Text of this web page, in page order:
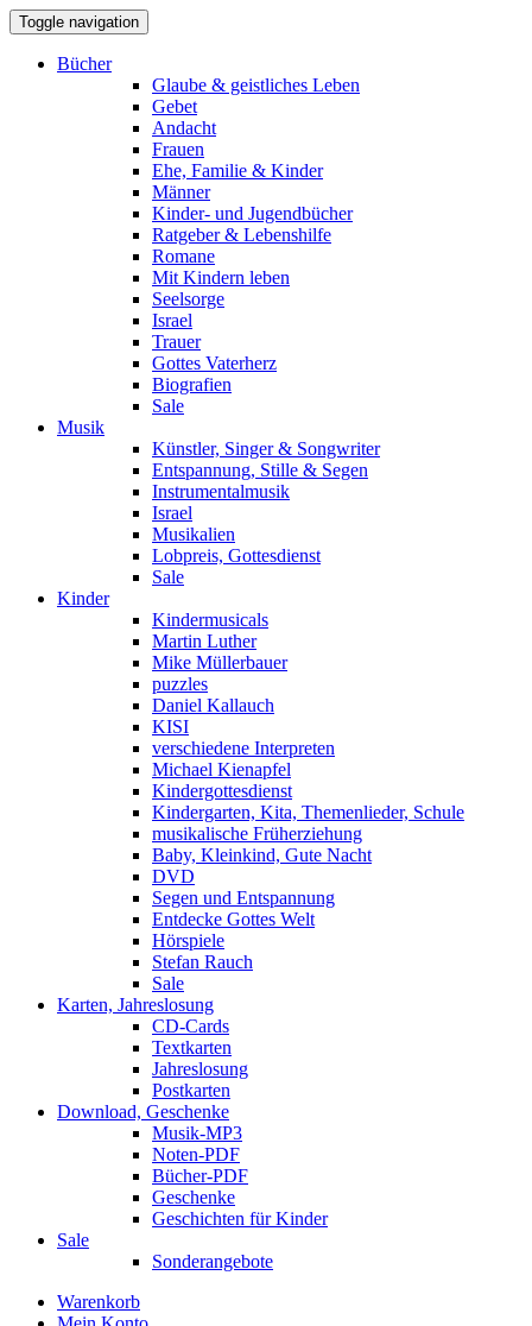
Toggle navigation
Bücher
Glaube & geistliches Leben
Gebet
Andacht
Frauen
Ehe, Familie & Kinder
Männer
Kinder- und Jugendbücher
Ratgeber & Lebenshilfe
Romane
Mit Kindern leben
Seelsorge
Israel
Trauer
Gottes Vaterherz
Biografien
Sale
Musik
Künstler, Singer & Songwriter
Entspannung, Stille & Segen
Instrumentalmusik
Israel
Musikalien
Lobpreis, Gottesdienst
Sale
Kinder
Kindermusicals
Martin Luther
Mike Müllerbauer
puzzles
Daniel Kallauch
KISI
verschiedene Interpreten
Michael Kienapfel
Kindergottesdienst
Kindergarten, Kita, Themenlieder, Schule
musikalische Früherziehung
Baby, Kleinkind, Gute Nacht
DVD
Segen und Entspannung
Entdecke Gottes Welt
Hörspiele
Stefan Rauch
Sale
Karten, Jahreslosung
CD-Cards
Textkarten
Jahreslosung
Postkarten
Download, Geschenke
Musik-MP3
Noten-PDF
Bücher-PDF
Geschenke
Geschichten für Kinder
Sale
Sonderangebote
Warenkorb